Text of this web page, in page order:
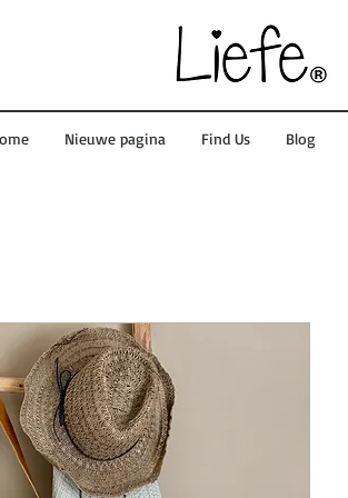
Nieuwe pagina Find Us Blog